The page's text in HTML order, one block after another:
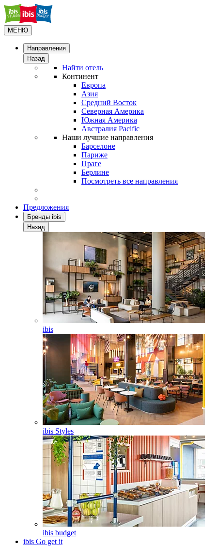
МЕНЮ
Направления
Назад
Найти отель
Континент
Европа
Азия
Средний Восток
Северная Америка
Южная Америка
Австралия Pacific
Наши лучшие направления
Барселоне
Париже
Праге
Берлине
Посмотреть все направления
Предложения
Бренды ibis
Назад
ibis
ibis Styles
ibis budget
ibis Go get it